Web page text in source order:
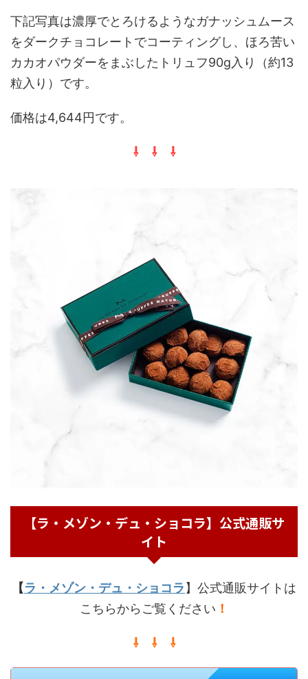
下記写真は濃厚でとろけるようなガナッシュムース
をダークチョコレートでコーティングし、ほろ苦い
カカオパウダーをまぶしたトリュフ90g入り（約13
粒入り）です。
価格は4,644円です。
⇩ ⇩ ⇩
【ラ・メゾン・デュ・ショコラ】公式通販サ
イト
【ラ・メゾン・デュ・ショコラ 】公式通販サイトは
こちらからご覧ください ！
⇩ ⇩ ⇩